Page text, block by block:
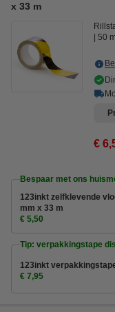
x 33 m
50
€
Bespaar met ons
123inkt zelfklevende
mm x 33 m
€ 5,50
Tip: verpakkingstape
123inkt
€ 7,95